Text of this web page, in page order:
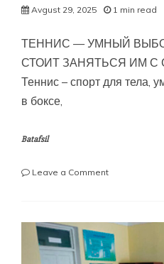
Avgust 29, 2025 1 min read
ТЕННИС — УМНЫЙ
СТОИТ ЗАНЯТЬСЯ ИМ
Теннис – спорт для тела,
в боксе,
Batafsil
Leave a Commenton
ВЫБОР:
ПОЧЕМУ
ДЕТЯМ